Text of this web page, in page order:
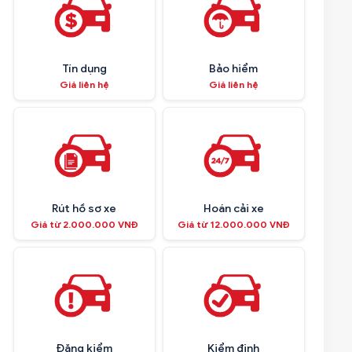
Tín dụng
Giá liên hệ
Bảo hiểm
Giá liên hệ
Rút hồ sơ xe
Giá từ 2.000.000 VNĐ
Hoán cải xe
Giá từ 12.000.000 VNĐ
Đăng kiểm Kiểm định